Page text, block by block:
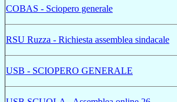
COBAS - Sciopero generale
RSU Ruzza - Richiesta assemblea sindacale
USB - SCIOPERO GENERALE